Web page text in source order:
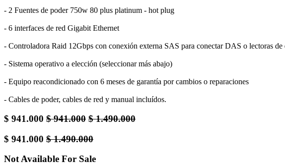
- 2 Fuentes de poder 750w 80 plus platinum - hot plug
- 6 interfaces de red Gigabit Ethernet
- Controladora Raid 12Gbps con conexión externa SAS para conectar DAS o lectoras
- Sistema operativo a elección (seleccionar más abajo)
- Equipo reacondicionado con 6 meses de garantía por cambios o reparaciones
- Cables de poder, cables de red y manual incluídos.
$ 941.000 $941.000 $1.490.000
$ 941.000 $1.490.000
Not Available For Sale